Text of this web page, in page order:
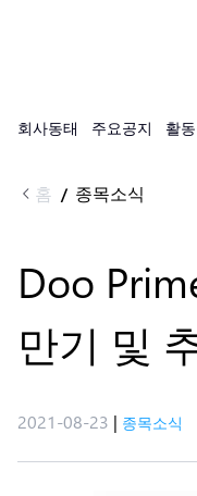
회사동태 주요공지 활
홈 / 종목소식
Doo
만기 및
2021-08-23 | 종목소식